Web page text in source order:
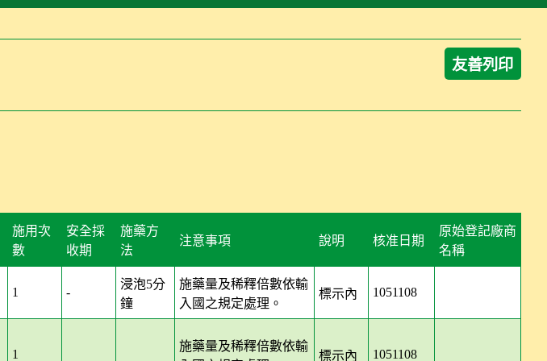
友善列印
施用次
數
安全採
收期
施藥方
法
注意事項 說明 核准日期
原始登記廠商
名稱
1 -
浸泡5分
鐘
施藥量及稀釋倍數依輸
入國之規定處理。
標示內 標示內
1051108
1
施藥量及稀釋倍數依輸
標示內 標示內
1051108